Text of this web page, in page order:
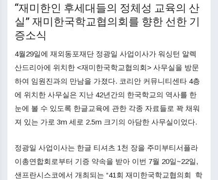
“재미한인 후세대들의 정체성 교육의 산
실” 재미한국학교협의회를 향한 선한 기
증소식
4월29일에 재외동포재단 정광일 사업이사가 워싱턴 알렉
산드리아에 위치한 <재미한국학교협의회> 사무실을 방문
하여 임원진과의 만남을 가졌다. 코리안 커뮤니티센타 4층
에 위치한 사무실은 지난 42년간의 한국학교의 역사를 한
눈에 볼 수 있도록 한글교육에 관한 각종 자료들로 꽉 채워
져 있는 가로 3m 세로 2.5m 크기의 아담한 사무실이었다.
정광일 사업이사는 한글 티셔츠 1천 장을 주미부티서플라
이총연합회로부터 기증 약속을 받아 이번 7월 20일~22일,
샌프란시스코에서 개최되는 “41회 재미한국학교협의회 학